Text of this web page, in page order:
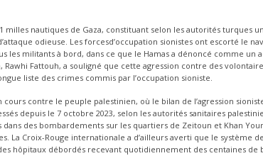
milles nautiques de Gaza, constituant selon les autorités turques
odieuse. Les forcesd’occupation sionistes ont escorté le
les militants à bord, dans ce que le Hamas a dénoncé comme un
Fattouh, a souligné que cette agression contre des
liste des crimes commis par l’occupation sioniste.
contre le peuple palestinien, où le bilan de l’agression
depuis le 7 octobre 2023, selon les autorités sanitaires
des bombardements sur les quartiers de Zeitoun et Khan
La Croix-Rouge internationale a d’ailleurs averti que le système
hôpitaux débordés recevant quotidiennement des centaines de